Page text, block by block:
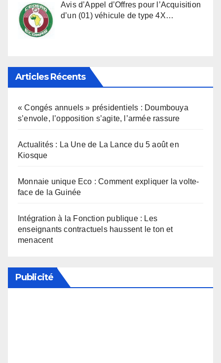
Avis d’Appel d’Offres pour l’Acquisition
d’un (01) véhicule de type 4X…
Articles Récents
« Congés annuels » présidentiels : Doumbouya
s’envole, l’opposition s’agite, l’armée rassure
Actualités : La Une de La Lance du 5 août en
Kiosque
Monnaie unique Eco : Comment expliquer la volte-
face de la Guinée
Intégration à la Fonction publique : Les
enseignants contractuels haussent le ton et
menacent
Publicité